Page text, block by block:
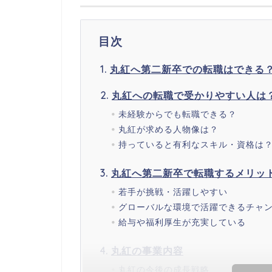
目次
丸紅へ第二新卒での転職はできる？
丸紅への転職で受かりやすい人は
未経験からでも転職できる？
丸紅が求める人物像は？
持っていると有利なスキル・資格は？
丸紅へ第二新卒で転職するメリッ
若手が挑戦・活躍しやすい
グローバルな環境で活躍できるチャ
給与や福利厚生が充実している
丸紅の事業内容